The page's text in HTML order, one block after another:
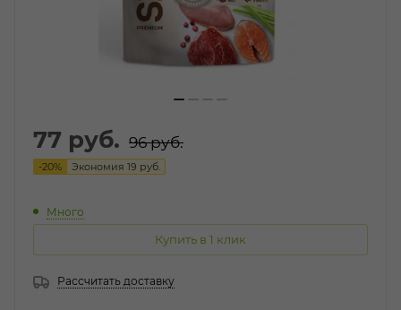
77 руб. 96руб.
-20% Экономия 19 руб.
Много
Купить в 1 клик
Рассчитать доставку